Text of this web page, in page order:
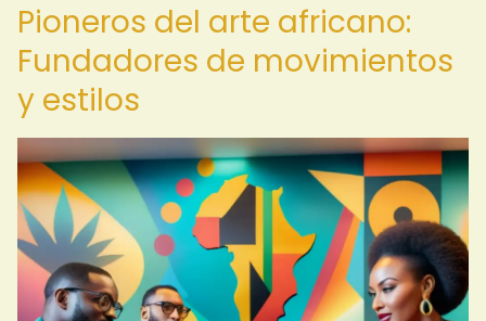
Pioneros del arte africano:
Fundadores de movimientos
y estilos